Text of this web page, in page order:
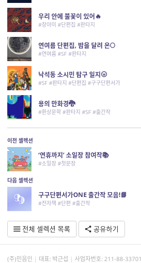
우리 안에 불꽃이 있어🔥
#장아미 #단편집 #판타지
연여름 단편집, 밤을 달려 온🌕
#연여름 #SF #판타지
낙석동 소시민 탐구 일지🌝
#SF #판타지 #단편집 #구구단편서가
용의 만화경🐉
#환상문학 #판타지 #SF #출간작
이전 셀렉션
‘연휴까지’ 소일장 참여작📚
#소일장 #첫문장
다음 셀렉션
구구단편서가ONE 출간작 모음!📘
#전자책 #단편 #출간작
전체 셀렉션 목록 공유하기
(주)민음인 대표: 박근섭 사업자번호: 211-88-33701